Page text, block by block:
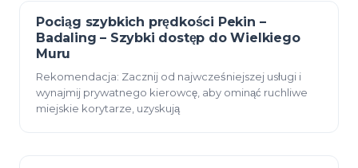
23 grudnia 2025
Pociąg szybkich prędkości Pekin –
Badaling – Szybki dostęp do Wielkiego
Muru
Rekomendacja: Zacznij od najwcześniejszej usługi i
wynajmij prywatnego kierowcę, aby ominąć ruchliwe
miejskie korytarze, uzyskują